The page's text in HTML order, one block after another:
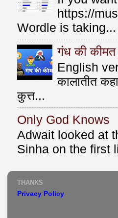
https://
Wordle is taking...
गंध की
English
कालातीत
कुत्त...
Only God Knows
Adwait looked at
Sinha on the first
THANKS
Privacy Policy